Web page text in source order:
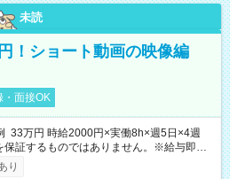
未読
！ショート動画の映像編
・面接OK
万円 時給2000円×実働8h×週5日×4週
証するものではありません。※給与即受
利用条件有）
り